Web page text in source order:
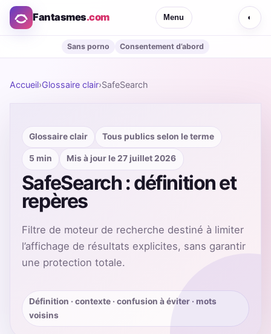
Fantasmes.com Menu ◐
Sans porno Consentement d’abord
Accueil›Glossaire clair›SafeSearch
Glossaire clair Tous publics selon le terme
5 min Mis à jour le 27 juillet 2026
SafeSearch : définition et
repères
Filtre de moteur de recherche destiné à limiter
l’affichage de résultats explicites, sans garantir
une protection totale.
Définition · contexte · confusion à éviter · mots
voisins